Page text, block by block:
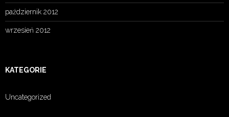
październik 2012
wrzesień 2012
KATEGORIE
Uncategorized